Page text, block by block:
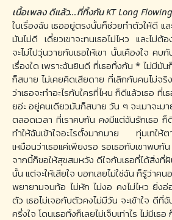
เนื้อเพลง ดีแล้ว…ที่ทิ้งกัน KT Long
ในเรื่องฉัน เธออยู่ตรงนั้นก็ช่วยทำตัวให้ดี แล
มันไม่ดี เดี๋ยวเขาจะทนเธอไม่ไหว และไม่ต้
จะไม่ไปวุ่นวายกับเธอให้เขา นั้นเคืองใจ ค
เรื่องใด เพราะฉันยินดี ที่เธอทิ้งกัน * ไม่มีมั
ก็สบาย ไม่เคยคิดเสียดาย ที่เลิกกับคนไม่จริ
ว่าเธอจะทำอะไรกับใครที่ไหน ก็ดีแล้วเธอ ที่
ยอ่ะ อยู่คนเดียวมันก็สบาย วัน ๆ จะเมาจะมา
ตลอดเวลา ที่เราคบกัน คงมีแต่ฉันรักเธอ ก็
ทำให้ฉันเข้าใจอะไรตั้งมากมาย ทุ่มเทให้
เหมือนว่าเธอแค่เพียงรอ รอเธอกับเขาพบกั
จากนี้ก็ขอให้สุขสมหวัง ดีใจกับเธอที่ได้สิ่งที่ฝั
นั้น แต่จะให้เสียใจ บอกเลยไม่ใช่ฉัน ก็รู้ว่าคน
พยายามจนท้อ ไม่หัก ไม่งอ คงไม่ไหว ยิ่งอ่อ
ตัว เธอไม่เจอกับตัวคงไม่มีวัน จะเข้าใจ ดีที่ฉั
ครึ่งใจ โดนเธอทิ้งก็เลยไม่เจ็บเท่าไร ไม่มีเธอ